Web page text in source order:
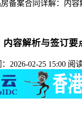
备案合同详解：内容
容解析与签订要
2026-02-25 15:00 阅